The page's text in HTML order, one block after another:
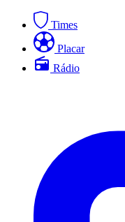
Times
Placar
Rádio